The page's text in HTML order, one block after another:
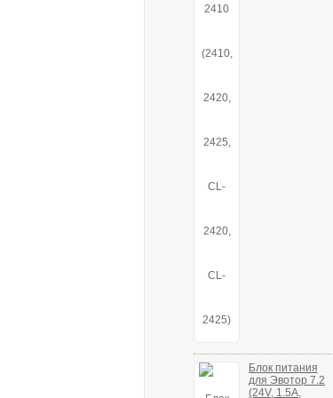
Блок питания
для Эвотор 7.2
(24V, 1.5A,